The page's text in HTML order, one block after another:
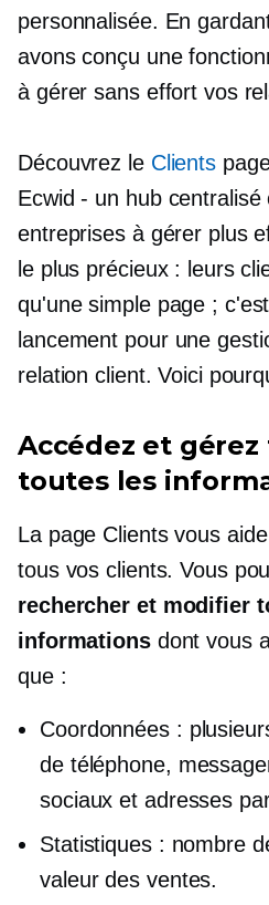
personnalisée. En
avons conçu une
à gérer sans effort vos
Découvrez le Clients
Ecwid - un hub
entreprises à gérer plus
le plus précieux : leurs
qu'une simple page ;
lancement pour une
relation client. Voici
Accédez et
toutes les
La page Clients vous
tous vos clients. Vous
rechercher et modifier
informationsdont vous
que :
Coordonnées :
de téléphone,
sociaux et adresses
Statistiques : nombre
valeur des ventes.